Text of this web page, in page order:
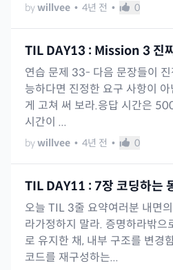
bywillvee • 4년 전 • 0
TIL DAY13 : Mission 3 진
연습 문제 33- 다음 문장들이
능하다면 진정한 요구 사항이
게 고쳐 써 보라.응답 시간은
시간이 ...
bywillvee • 4년 전 • 0
TIL DAY11 : 7장 코딩하는
오늘 TIL 3줄 요약여러분 내면
라가정하지 말라. 증명하라밖으
로 유지한 채, 내부 구조를 변경
코드를 재구성하는...